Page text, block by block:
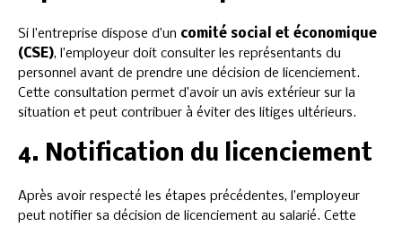
Si l’entreprise dispose d’un comité social et économique
(CSE), l’employeur doit consulter les représentants du
personnel avant de prendre une décision de licenciement.
Cette consultation permet d’avoir un avis extérieur sur la
situation et peut contribuer à éviter des litiges ultérieurs.
4. Notification du licenciement
Après avoir respecté les étapes précédentes, l’employeur
peut notifier sa décision de licenciement au salarié. Cette